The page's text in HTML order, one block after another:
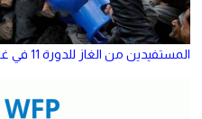
المستفيدين من الغاز للدورة 11 في غزة